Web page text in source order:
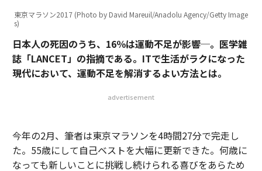
東京マラソン2017 (Photo by David Mareuil/Anadolu Agency/Getty Image
s)
日本人の死因のうち、16％は運動不足が影響─。医学雑
誌「LANCET」の指摘である。ITで生活がラクになった
現代において、運動不足を解消するよい方法とは。
advertisement
今年の2月、筆者は東京マラソンを4時間27分で完走し
た。55歳にして自己ベストを大幅に更新できた。何歳に
なっても新しいことに挑戦し続けられる喜びをあらため